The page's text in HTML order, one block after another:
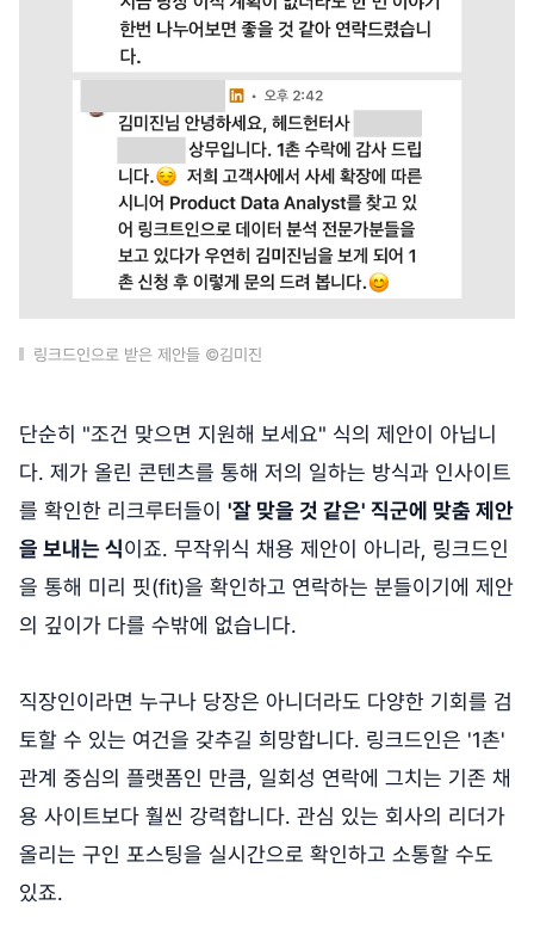
링크드인으로 받은 제안들 ©김미진
단순히 "조건 맞으면 지원해 보세요" 식의 제안이 아닙니
다. 제가 올린 콘텐츠를 통해 저의 일하는 방식과 인사이트
를 확인한 리크루터들이 '잘 맞을 것 같은' 직군에 맞춤 제안
을 보내는 식이죠. 무작위식 채용 제안이 아니라, 링크드인
을 통해 미리 핏(fit)을 확인하고 연락하는 분들이기에 제안
의 깊이가 다를 수밖에 없습니다.
직장인이라면 누구나 당장은 아니더라도 다양한 기회를 검
토할 수 있는 여건을 갖추길 희망합니다. 링크드인은 '1촌'
관계 중심의 플랫폼인 만큼, 일회성 연락에 그치는 기존 채
용 사이트보다 훨씬 강력합니다. 관심 있는 회사의 리더가
올리는 구인 포스팅을 실시간으로 확인하고 소통할 수도
있죠.